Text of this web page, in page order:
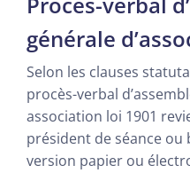
générale
Selon les clauses
procès-verbal
association loi 1901
président de séance ou
version papier ou